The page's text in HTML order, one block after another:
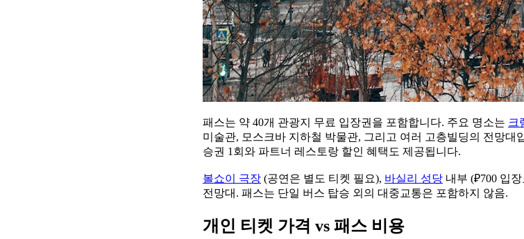
패스는 약 40개 관광지 무료 입장권을 포함합니다. 주요 명소는 크
미술관, 모스크바 지하철 박물관, 그리고 여러 고층빌딩의 전망대
승권 1회와 파트너 레스토랑 할인 혜택도 제공됩니다.
볼쇼이 극장 (공연은 별도 티켓 필요), 바실리 성당 내부 (₽700 입
전망대. 패스는 단일 버스 탑승 외의 대중교통은 포함하지 않음.
개인 티켓 가격 vs 패스 비용